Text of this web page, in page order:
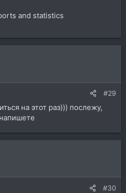
and statistics
#29
на этот раз))) послежу,
#30